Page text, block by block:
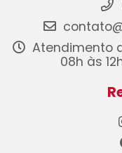
Atendimento
08h às